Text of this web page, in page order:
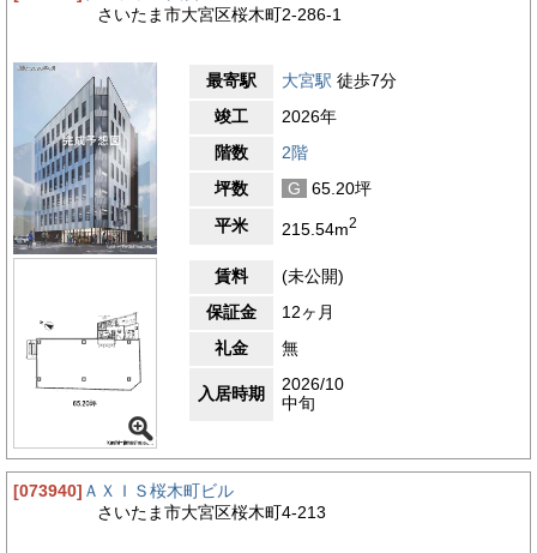
さいたま市大宮区桜木町2-286-1
最寄駅 大宮駅 徒歩7分
竣工
2026年
階数
2階
坪数
G
65.20坪
平米
215.54m2
賃料
(未公開)
保証金
12ヶ月
礼金
無
入居時期
2026/10
中旬
[073940] ＡＸＩＳ桜木町ビル
さいたま市大宮区桜木町4-213